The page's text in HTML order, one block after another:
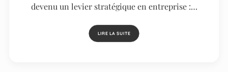
devenu un levier stratégique en entreprise :…
LIRE LA SUITE